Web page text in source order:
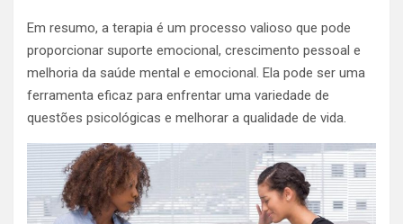
Em resumo, a terapia é um processo valioso que pode
proporcionar suporte emocional, crescimento pessoal e
melhoria da saúde mental e emocional. Ela pode ser uma
ferramenta eficaz para enfrentar uma variedade de
questões psicológicas e melhorar a qualidade de vida.